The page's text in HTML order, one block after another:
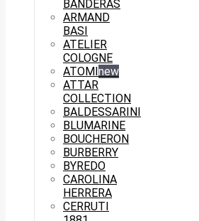
BANDERAS
ARMAND
BASI
ATELIER
COLOGNE
ATOMI new
ATTAR
COLLECTION
BALDESSARINI
BLUMARINE
BOUCHERON
BURBERRY
BYREDO
CAROLINA
HERRERA
CERRUTI